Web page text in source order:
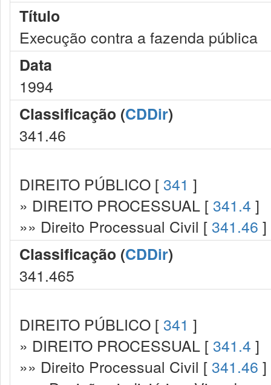
Título
Execução contra a fazenda pública
Data
1994
Classificação (CDDir)
341.46
DIREITO PÚBLICO [ 341 ]
» DIREITO PROCESSUAL [ 341.4 ]
»» Direito Processual Civil [ 341.46 ]
Classificação (CDDir)
341.465
DIREITO PÚBLICO [ 341 ]
» DIREITO PROCESSUAL [ 341.4 ]
»» Direito Processual Civil [ 341.46 ]